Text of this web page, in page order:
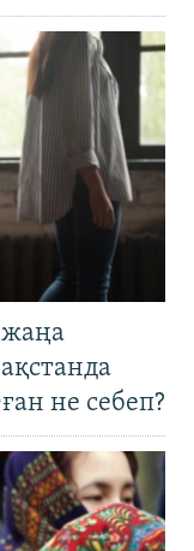
жаңа
не себеп?